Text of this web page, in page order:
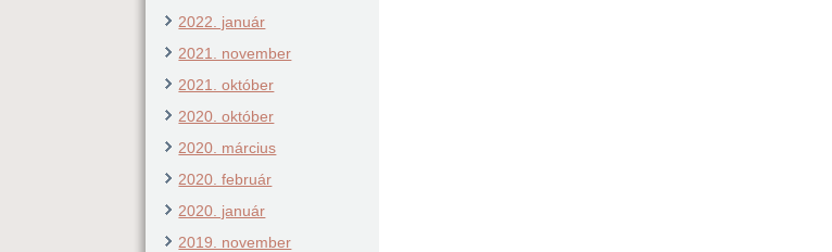
2022. január
2021. november
2021. október
2020. október
2020. március
2020. február
2020. január
2019. november